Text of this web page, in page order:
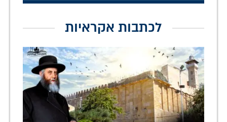
לכתבות אקראיות